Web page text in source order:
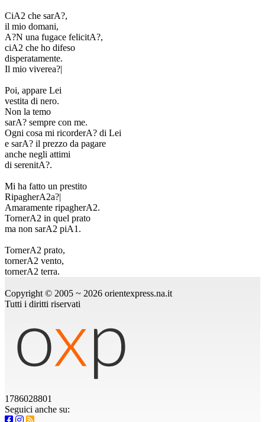
CiA2 che sarA?,
il mio domani,
A?N una fugace felicitA?,
ciA2 che ho difeso
disperatamente.
Il mio viverea?|
Poi, appare Lei
vestita di nero.
Non la temo
sarA? sempre con me.
Ogni cosa mi ricorderA? di Lei
e sarA? il prezzo da pagare
anche negli attimi
di serenitA?.
Mi ha fatto un prestito
RipagherA2a?|
Amaramente ripagherA2.
TornerA2 in quel prato
ma non sarA2 piA1.
TornerA2 prato,
tornerA2 vento,
tornerA2 terra.
Copyright © 2005 ~ 2026 orientexpress.na.it
Tutti i diritti riservati
1786028801
Seguici anche su: